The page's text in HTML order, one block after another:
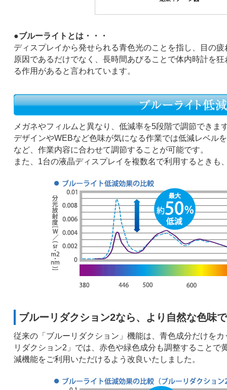
●ブルーライトとは・・・
ディスプレイから発せられる青色光のことを指し、目の疲
原因であるだけでなく、長時間あびることで体内時計を狂
る作用があると言われています。
メガネやフィルムと異なり、低減率を5段階で調節できま
デザインやWEBなど色味が気になる作業では低減レベル
など、作業内容に合わせて調節することが可能です。
また、1台の液晶ディスプレイを複数名で利用するとき
ブルーリダクション2なら、より自然な色味
従来の「ブルーリダクション」機能は、青色成分だけを
リダクション2」では、赤色や緑色成分も調整すること
減機能をご利用いただけるよう改良いたしました。